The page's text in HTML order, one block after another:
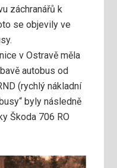
záchranářů k
se objevily ve
v Ostravě měla
autobus od
(rychlý nákladní
byly následně
Škoda 706 RO